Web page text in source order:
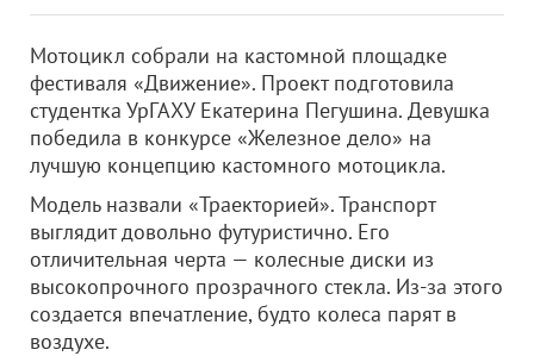
Мотоцикл собрали на кастомной площадке
фестиваля «Движение». Проект подготовила
студентка УрГАХУ Екатерина Пегушина. Девушка
победила в конкурсе «Железное дело» на
лучшую концепцию кастомного мотоцикла.
Модель назвали «Траекторией». Транспорт
выглядит довольно футуристично. Его
отличительная черта — колесные диски из
высокопрочного прозрачного стекла. Из-за этого
создается впечатление, будто колеса парят в
воздухе.